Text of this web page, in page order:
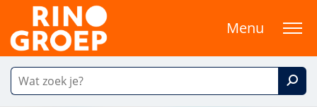
Menu